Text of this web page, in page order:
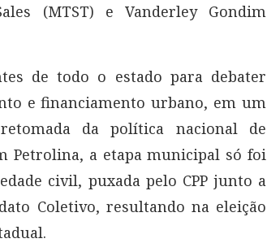
(MTST) e Vanderley Gondim
de todo o estado para debater
e financiamento urbano, em um
da política nacional de
Petrolina, a etapa municipal só foi
civil, puxada pelo CPP junto a
Coletivo, resultando na eleição